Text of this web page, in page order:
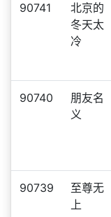
90741
北京的
冬天太
冷
90740
朋友名
义
90739
至尊无
上